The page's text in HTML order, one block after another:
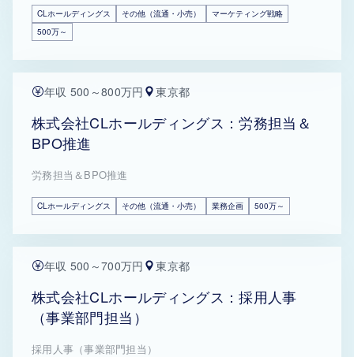
CLホールディングス その他（流通・小売）
マーケティング戦略
500万～
年収 500～800万円 東京都
株式会社CLホールディングス：労務担当＆
BPO推進
労務担当＆BPO推進
CLホールディングス その他（流通・小売） 業務企画 500万～
年収 500～700万円 東京都
株式会社CLホールディングス：採用人事
（事業部門担当）
採用人事（事業部門担当）